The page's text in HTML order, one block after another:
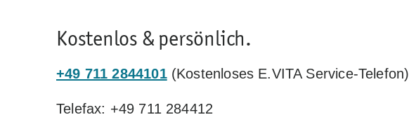
Kostenlos & persönlich.
+49 711 2844101 (Kostenloses E.VITA Service-Telefon)
Telefax: +49 711 284412